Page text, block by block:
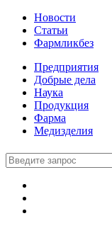
Новости
Статьи
Фармликбез
Предприятия
Добрые дела
Наука
Продукция
Фарма
Медизделия